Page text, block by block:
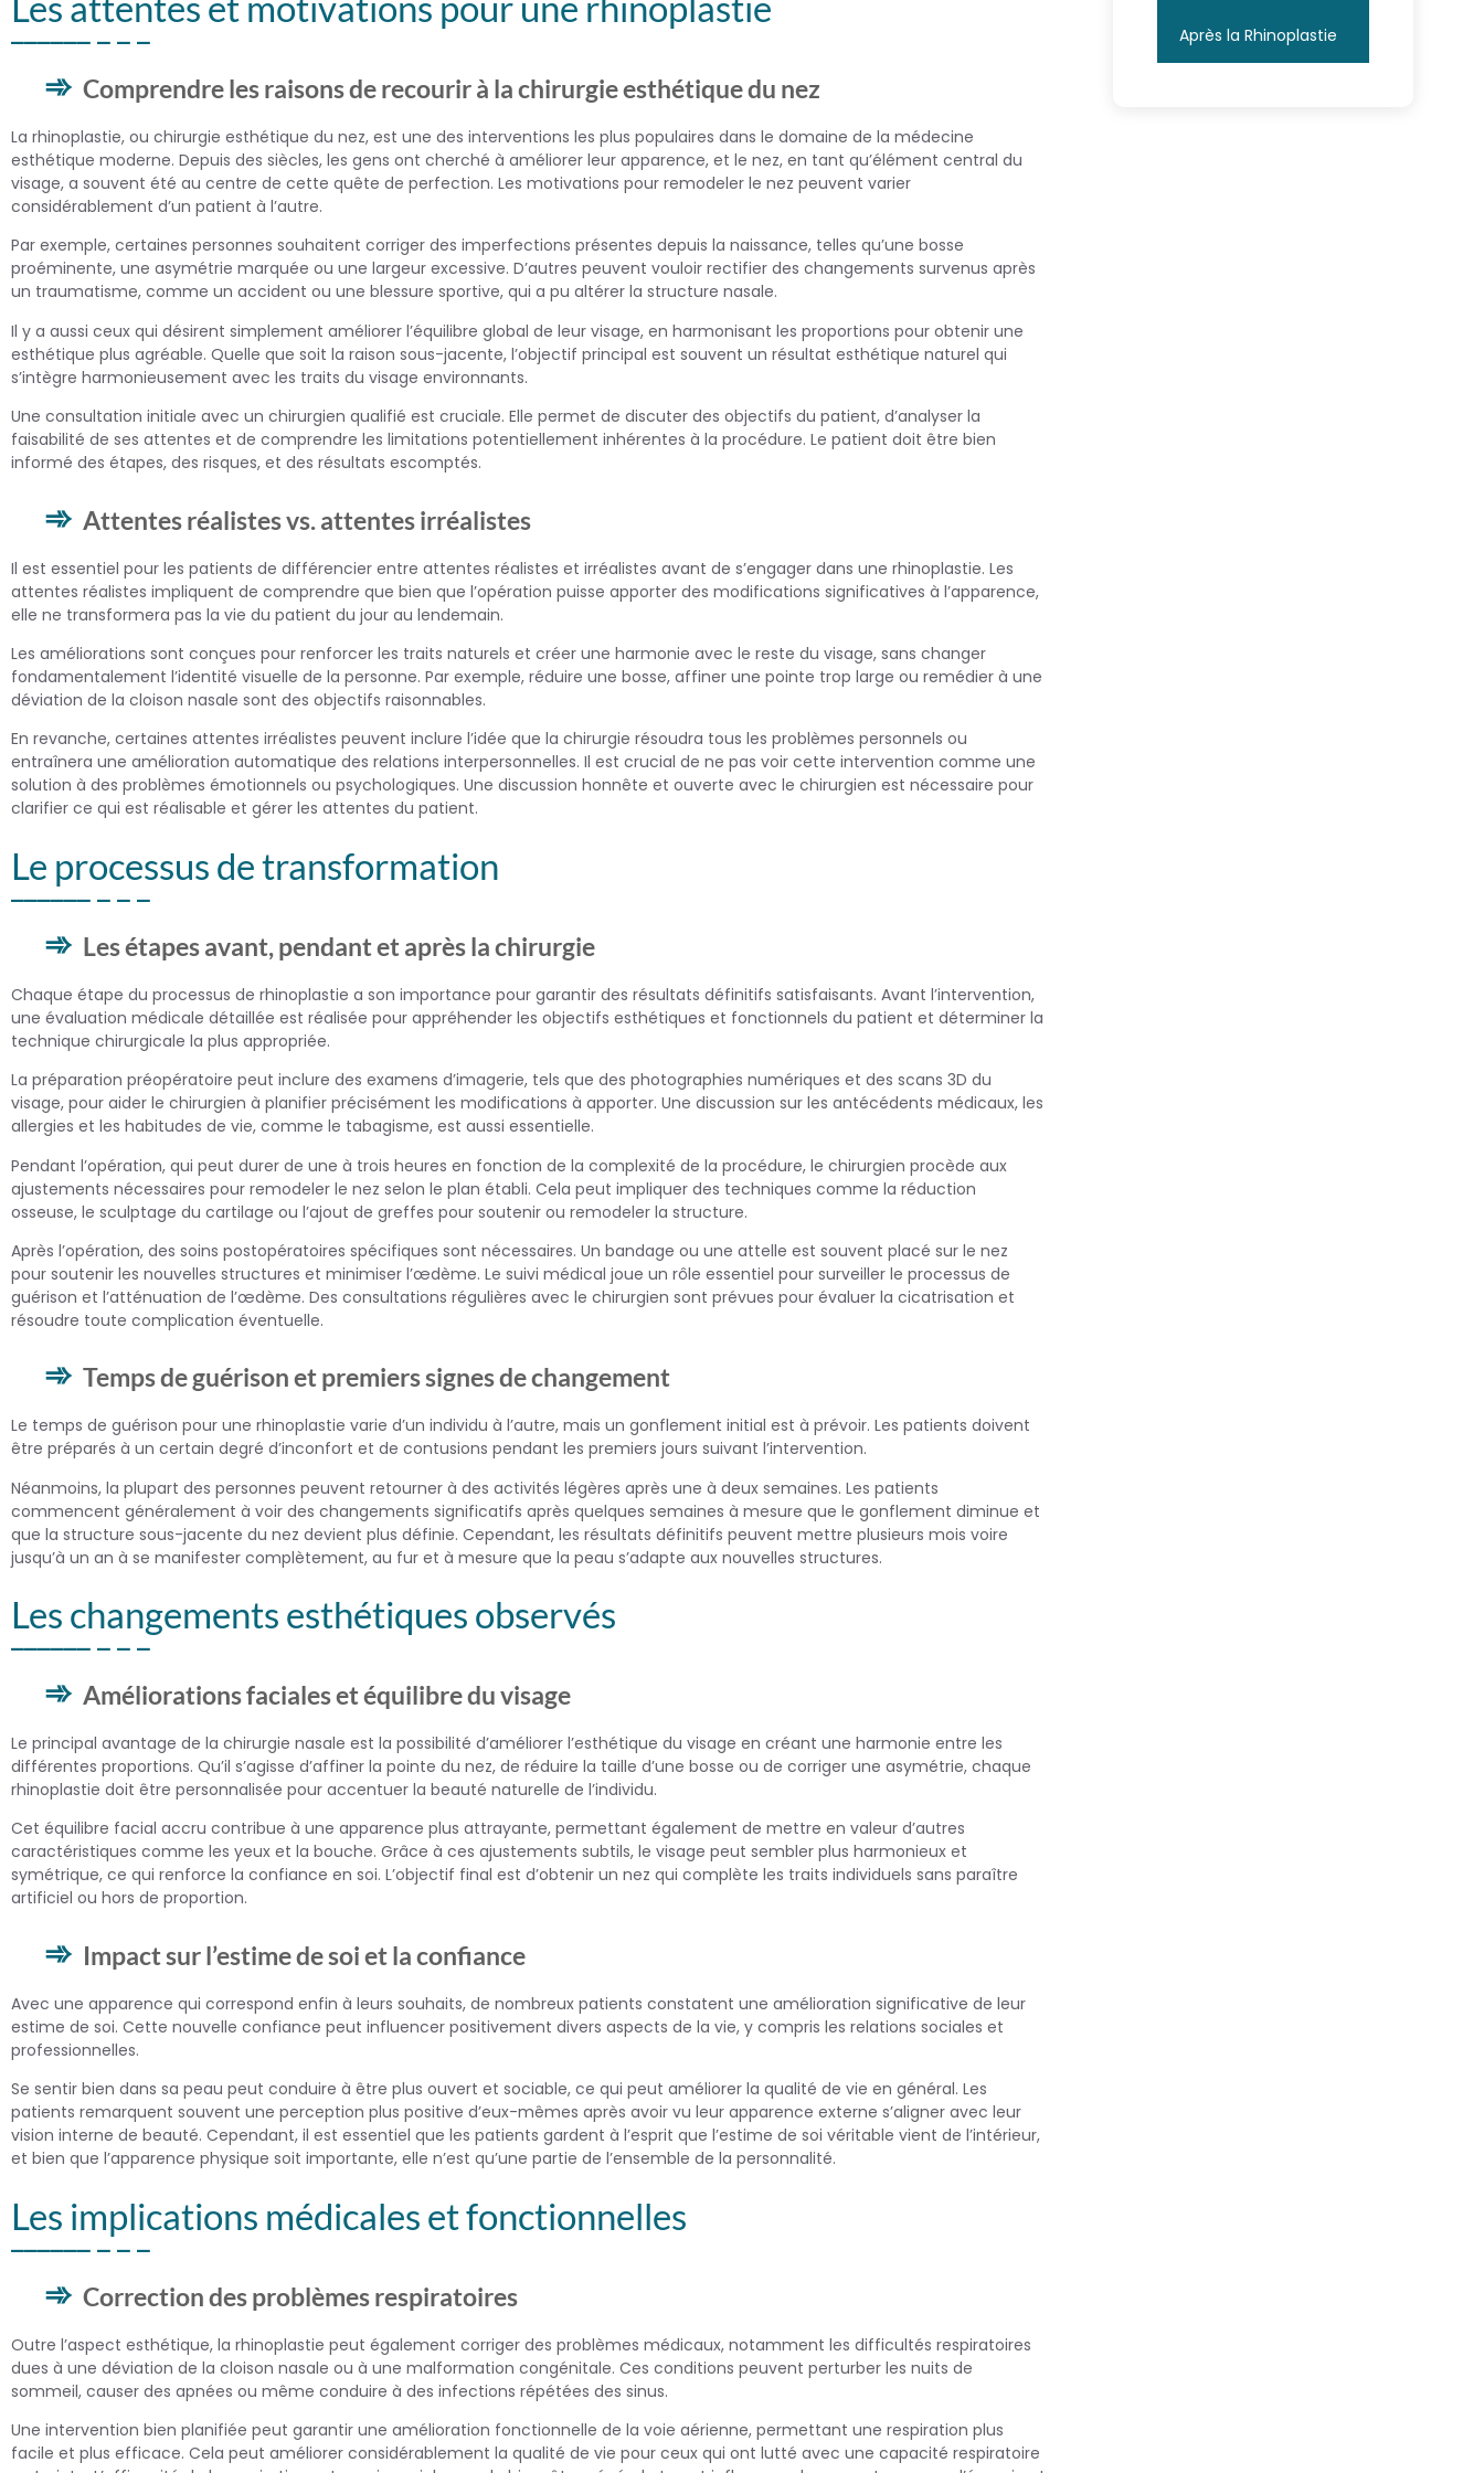
Comprendre les raisons de recourir à la chirurgie esthétique du nez
La rhinoplastie, ou chirurgie esthétique du nez, est une des interventions les plus populaires dans le domaine de la médecine
esthétique moderne. Depuis des siècles, les gens ont cherché à améliorer leur apparence, et le nez, en tant qu’élément central du
visage, a souvent été au centre de cette quête de perfection. Les motivations pour remodeler le nez peuvent varier
considérablement d’un patient à l’autre.
Par exemple, certaines personnes souhaitent corriger des imperfections présentes depuis la naissance, telles qu’une bosse
proéminente, une asymétrie marquée ou une largeur excessive. D’autres peuvent vouloir rectifier des changements survenus après
un traumatisme, comme un accident ou une blessure sportive, qui a pu altérer la structure nasale.
Il y a aussi ceux qui désirent simplement améliorer l’équilibre global de leur visage, en harmonisant les proportions pour obtenir une
esthétique plus agréable. Quelle que soit la raison sous-jacente, l’objectif principal est souvent un résultat esthétique naturel qui
s’intègre harmonieusement avec les traits du visage environnants.
Une consultation initiale avec un chirurgien qualifié est cruciale. Elle permet de discuter des objectifs du patient, d’analyser la
faisabilité de ses attentes et de comprendre les limitations potentiellement inhérentes à la procédure. Le patient doit être bien
informé des étapes, des risques, et des résultats escomptés.
Attentes réalistes vs. attentes irréalistes
Il est essentiel pour les patients de différencier entre attentes réalistes et irréalistes avant de s’engager dans une rhinoplastie. Les
attentes réalistes impliquent de comprendre que bien que l’opération puisse apporter des modifications significatives à l’apparence,
elle ne transformera pas la vie du patient du jour au lendemain.
Les améliorations sont conçues pour renforcer les traits naturels et créer une harmonie avec le reste du visage, sans changer
fondamentalement l’identité visuelle de la personne. Par exemple, réduire une bosse, affiner une pointe trop large ou remédier à une
déviation de la cloison nasale sont des objectifs raisonnables.
En revanche, certaines attentes irréalistes peuvent inclure l’idée que la chirurgie résoudra tous les problèmes personnels ou
entraînera une amélioration automatique des relations interpersonnelles. Il est crucial de ne pas voir cette intervention comme une
solution à des problèmes émotionnels ou psychologiques. Une discussion honnête et ouverte avec le chirurgien est nécessaire pour
clarifier ce qui est réalisable et gérer les attentes du patient.
Le processus de transformation
Les étapes avant, pendant et après la chirurgie
Chaque étape du processus de rhinoplastie a son importance pour garantir des résultats définitifs satisfaisants. Avant l’intervention,
une évaluation médicale détaillée est réalisée pour appréhender les objectifs esthétiques et fonctionnels du patient et déterminer la
technique chirurgicale la plus appropriée.
La préparation préopératoire peut inclure des examens d’imagerie, tels que des photographies numériques et des scans 3D du
visage, pour aider le chirurgien à planifier précisément les modifications à apporter. Une discussion sur les antécédents médicaux, les
allergies et les habitudes de vie, comme le tabagisme, est aussi essentielle.
Pendant l’opération, qui peut durer de une à trois heures en fonction de la complexité de la procédure, le chirurgien procède aux
ajustements nécessaires pour remodeler le nez selon le plan établi. Cela peut impliquer des techniques comme la réduction
osseuse, le sculptage du cartilage ou l’ajout de greffes pour soutenir ou remodeler la structure.
Après l’opération, des soins postopératoires spécifiques sont nécessaires. Un bandage ou une attelle est souvent placé sur le nez
pour soutenir les nouvelles structures et minimiser l’œdème. Le suivi médical joue un rôle essentiel pour surveiller le processus de
guérison et l’atténuation de l’œdème. Des consultations régulières avec le chirurgien sont prévues pour évaluer la cicatrisation et
résoudre toute complication éventuelle.
Temps de guérison et premiers signes de changement
Le temps de guérison pour une rhinoplastie varie d’un individu à l’autre, mais un gonflement initial est à prévoir. Les patients doivent
être préparés à un certain degré d’inconfort et de contusions pendant les premiers jours suivant l’intervention.
Néanmoins, la plupart des personnes peuvent retourner à des activités légères après une à deux semaines. Les patients
commencent généralement à voir des changements significatifs après quelques semaines à mesure que le gonflement diminue et
que la structure sous-jacente du nez devient plus définie. Cependant, les résultats définitifs peuvent mettre plusieurs mois voire
jusqu’à un an à se manifester complètement, au fur et à mesure que la peau s’adapte aux nouvelles structures.
Les changements esthétiques observés
Améliorations faciales et équilibre du visage
Le principal avantage de la chirurgie nasale est la possibilité d’améliorer l’esthétique du visage en créant une harmonie entre les
différentes proportions. Qu’il s’agisse d’affiner la pointe du nez, de réduire la taille d’une bosse ou de corriger une asymétrie, chaque
rhinoplastie doit être personnalisée pour accentuer la beauté naturelle de l’individu.
Cet équilibre facial accru contribue à une apparence plus attrayante, permettant également de mettre en valeur d’autres
caractéristiques comme les yeux et la bouche. Grâce à ces ajustements subtils, le visage peut sembler plus harmonieux et
symétrique, ce qui renforce la confiance en soi. L’objectif final est d’obtenir un nez qui complète les traits individuels sans paraître
artificiel ou hors de proportion.
Impact sur l’estime de soi et la confiance
Avec une apparence qui correspond enfin à leurs souhaits, de nombreux patients constatent une amélioration significative de leur
estime de soi. Cette nouvelle confiance peut influencer positivement divers aspects de la vie, y compris les relations sociales et
professionnelles.
Se sentir bien dans sa peau peut conduire à être plus ouvert et sociable, ce qui peut améliorer la qualité de vie en général. Les
patients remarquent souvent une perception plus positive d’eux-mêmes après avoir vu leur apparence externe s’aligner avec leur
vision interne de beauté. Cependant, il est essentiel que les patients gardent à l’esprit que l’estime de soi véritable vient de l’intérieur,
et bien que l’apparence physique soit importante, elle n’est qu’une partie de l’ensemble de la personnalité.
Les implications médicales et fonctionnelles
Correction des problèmes respiratoires
Outre l’aspect esthétique, la rhinoplastie peut également corriger des problèmes médicaux, notamment les difficultés respiratoires
dues à une déviation de la cloison nasale ou à une malformation congénitale. Ces conditions peuvent perturber les nuits de
sommeil, causer des apnées ou même conduire à des infections répétées des sinus.
Une intervention bien planifiée peut garantir une amélioration fonctionnelle de la voie aérienne, permettant une respiration plus
facile et plus efficace. Cela peut améliorer considérablement la qualité de vie pour ceux qui ont lutté avec une capacité respiratoire
Après la Rhinoplastie